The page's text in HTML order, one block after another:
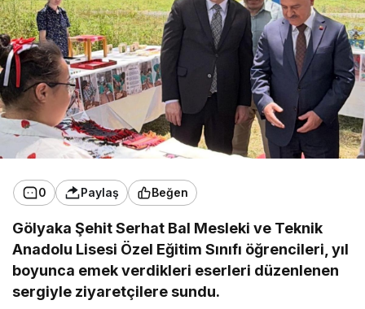
0 Paylaş Beğen
Gölyaka Şehit Serhat Bal Mesleki ve Teknik
Anadolu Lisesi Özel Eğitim Sınıfı öğrencileri, yıl
boyunca emek verdikleri eserleri düzenlenen
sergiyle ziyaretçilere sundu.